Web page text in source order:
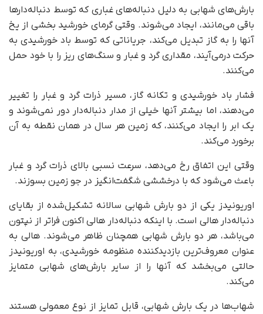
بارش‌های شهابی به دلیل دنباله‌های غباری که توسط دنباله‌دارها
باقی می‌مانند، ایجاد می‌شوند. وقتی گرمای خورشید بخشی از یخ
آنها را به گاز تبدیل می‌کند، جریاناتی که توسط باد خورشیدی به
حرکت درمی‌آیند، مقداری گرد و غبار و سنگ‌های ریز را با خود حمل
می‌کنند.
فشار باد خورشیدی و تکانه گاز، مسیر ذرات گرد و غبار را تغییر
می‌دهند، اما بیشتر آنها خیلی از مدار دنباله‌دار دور نمی‌شوند و
یک ابر را ایجاد می‌کنند، که زمین هر سال در همان نقطه به آن
برخورد می‌کند.
وقتی این اتفاق رخ می‌دهد، سرعت نسبی بالای ذرات گرد و غبار
باعث می‌شود که با درخششی شگفت‌انگیز در جو زمین بسوزند.
اوریونیدز یکی از دو بارش شهابی سالانه تشکیل‌شده از بقایای
دنباله‌دار هالی است. با اینکه دنباله‌دار هالی اکنون فراتر از نپتون
می‌باشد، هر دو بارش شهابی همچنان ظاهر می‌شوند. هالی به‌
عنوان معروف‌ترین بازدیدکننده‌ منظومه خورشیدی، به اوریونیدز
حالتی می‌بخشد که آنها را از سایر بارش‌های شهابی متمایز
می‌کند.
شهاب‌ها در یک بارش شهابی، قابل تمایز از نوع معمولی هستند